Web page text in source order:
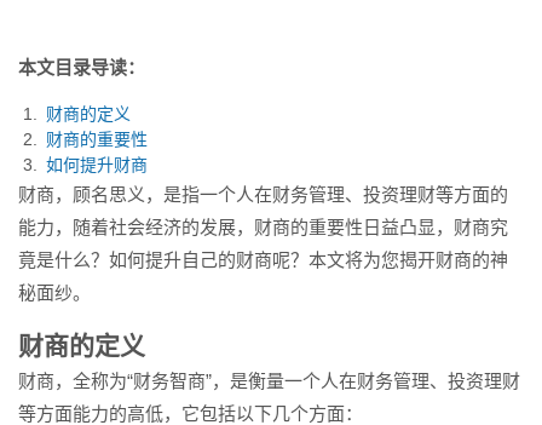
本文目录导读：
财商的定义
财商的重要性
如何提升财商
财商，顾名思义，是指一个人在财务管理、投资理财等方面的
能力，随着社会经济的发展，财商的重要性日益凸显，财商究
竟是什么？如何提升自己的财商呢？本文将为您揭开财商的神
秘面纱。
财商的定义
财商，全称为“财务智商”，是衡量一个人在财务管理、投资理财
等方面能力的高低，它包括以下几个方面：